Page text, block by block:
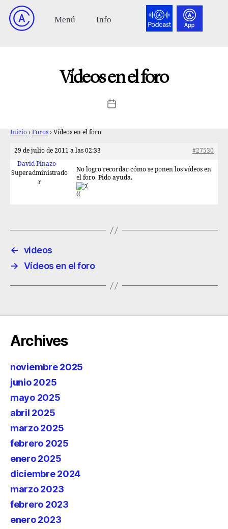
Vídeos en el foro
Inicio › Foros › Vídeos en el foro
29 de julio de 2011 a las 02:33
#27530
David Pinazo
Superadministrado
r
No logro recordar cómo se ponen los vídeos en
el foro. Pido ayuda.
((
← videos
→ Vídeos en el foro
Archives
noviembre 2025
junio 2025
mayo 2025
abril 2025
marzo 2025
febrero 2025
enero 2025
diciembre 2024
marzo 2023
febrero 2023
enero 2023